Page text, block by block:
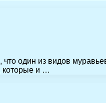
один из видов
которые и …